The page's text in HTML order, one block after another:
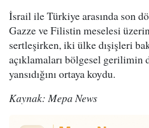
İsrail ile Türkiye arasında son
Gazze ve Filistin meselesi
sertleşirken, iki ülke dışişleri
açıklamaları bölgesel gerilimin
yansıdığını ortaya koydu.
Kaynak: Mepa News